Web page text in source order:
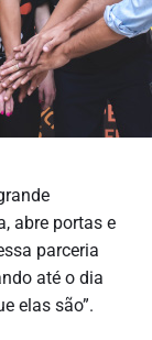
abre portas e
parceria
até o dia
elas são”.